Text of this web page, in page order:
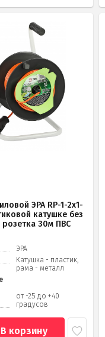
ЭРА RP-1-2x1-
катушке без
розетка 30м ПВС
ЭРА
Катушка - пластик,
рама - металл
от -25 до +40
градусов
В корзину